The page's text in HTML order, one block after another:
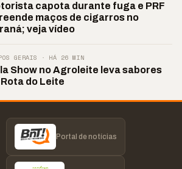
capota durante fuga e PRF
maços de cigarros no
veja vídeo
GERAIS · HÁ 26 MIN
Show no Agroleite leva sabores
do Leite
Portal de notícias